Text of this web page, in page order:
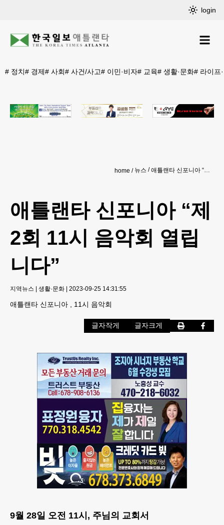
login
# 정치# 경제# 사회# 사건/사고# 이민·비자# 교육# 생활·문화# 라이프
home 뉴스 애틀랜타 신포니아 “제2회 11시 음악회 열립니다”
애틀랜타 신포니아 “제
2회 11시 음악회 열립
니다”
지역뉴스 | 생활·문화 | 2023-09-25 14:31:55
애틀랜타 신포니아 , 11시 음악회
글자작게 글자크게
9월 28일 오전 11시, 주님의 교회서